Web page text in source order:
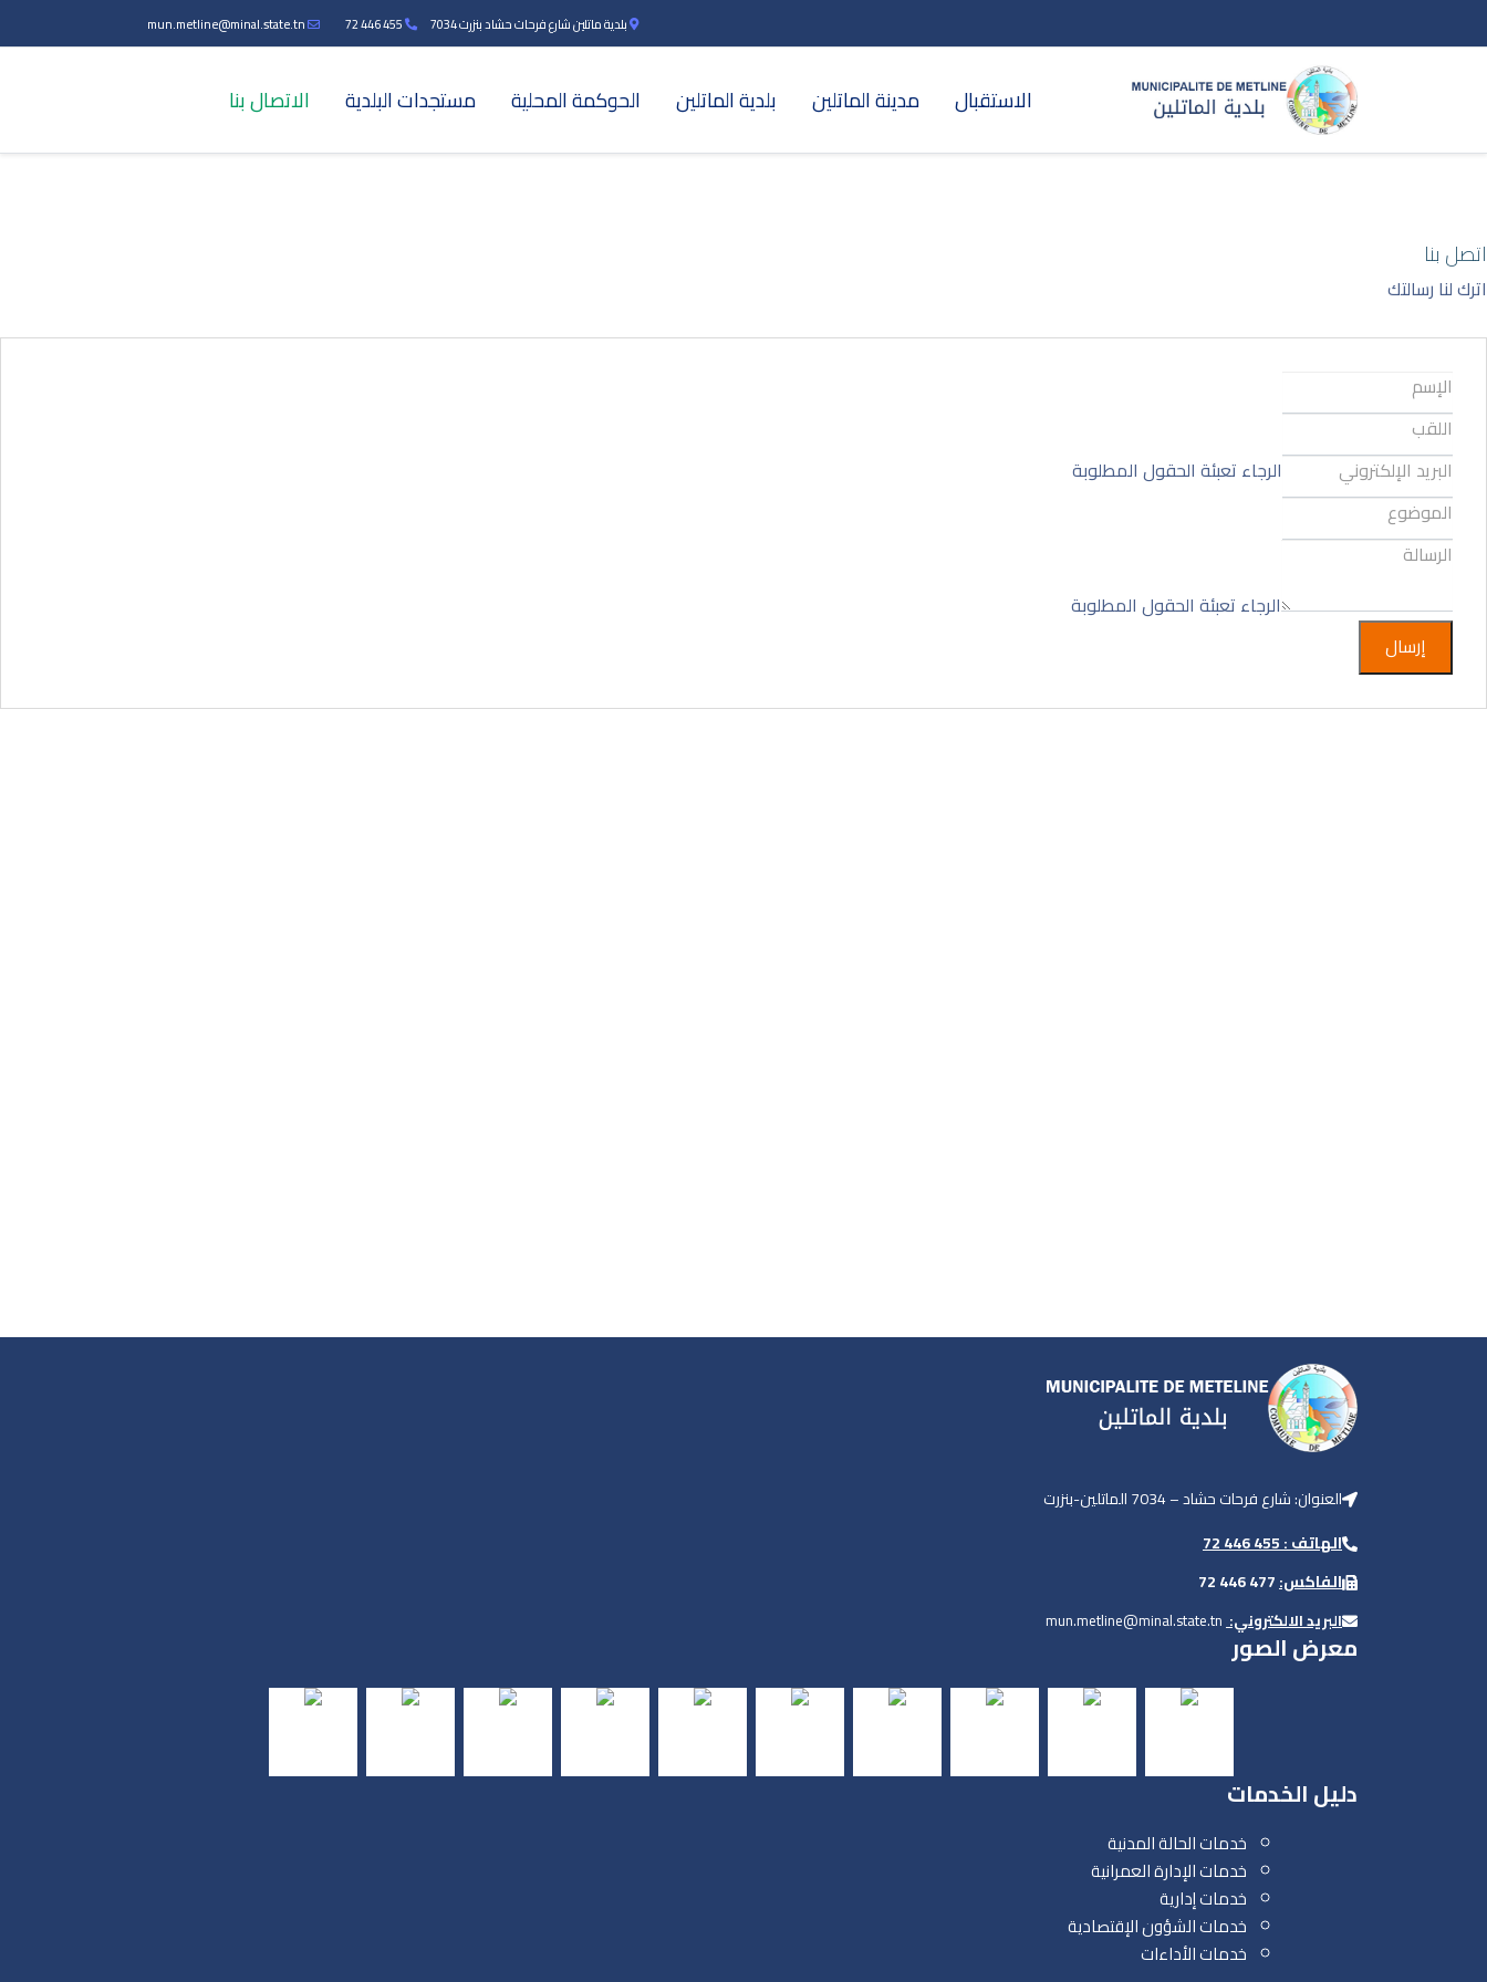
بلدية ماتلين شارع فرحات حشاد بنزرت 7034 455 446 72
mun.metline@minal.state.tn
الاستقبال مدينة الماتلين بلدية الماتلين الحوكمة المحلية مستجدات البلدية الاتصال بنا
اتصل بنا
اترك لنا رسالتك
الرجاء تعبئة الحقول المطلوبة
الرجاء تعبئة الحقول المطلوبة
إرسال
العنوان: شارع فرحات حشاد – 7034 الماتلين-بنزرت
الهاتف : 455 446 72
الفاكس:
البريد الالكتروني:mun.metline@minal.state.tn
معرض الصور
دليل الخدمات
خدمات الحالة المدنية
خدمات الإدارة العمرانية
خدمات إدارية
خدمات الشؤون الإقتصادية
خدمات الأداءات